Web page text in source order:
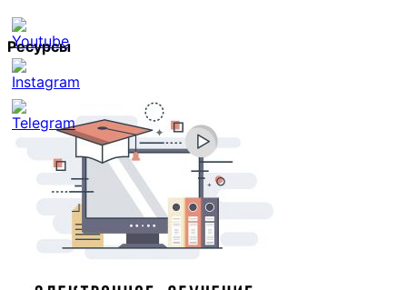
Set
Youtube
Channel
Ресурсы